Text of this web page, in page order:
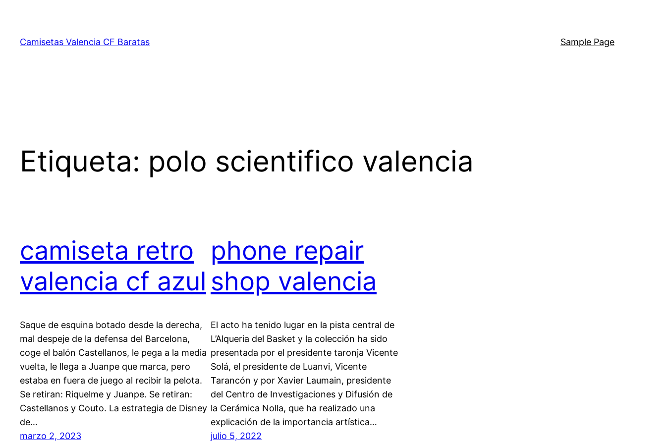
contenido
Camisetas Valencia CF Baratas Sample Page
Etiqueta: polo scientifico valencia
camiseta retro
valencia cf azul
Saque de esquina botado desde la derecha,
mal despeje de la defensa del Barcelona,
coge el balón Castellanos, le pega a la media
vuelta, le llega a Juanpe que marca, pero
estaba en fuera de juego al recibir la pelota.
Se retiran: Riquelme y Juanpe. Se retiran:
Castellanos y Couto. La estrategia de Disney
de…
marzo 2, 2023
phone repair
shop valencia
El acto ha tenido lugar en la pista central de
L’Alqueria del Basket y la colección ha sido
presentada por el presidente taronja Vicente
Solá, el presidente de Luanvi, Vicente
Tarancón y por Xavier Laumain, presidente
del Centro de Investigaciones y Difusión de
la Cerámica Nolla, que ha realizado una
explicación de la importancia artística…
julio 5, 2022